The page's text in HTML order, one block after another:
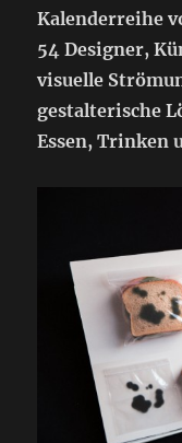
Kalenderreihe
54 Designer,
visuelle
gestalterische
Essen, Trinken